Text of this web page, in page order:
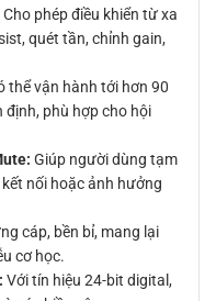
Cho phép điều khiển từ xa
quét tần, chỉnh gain,
thể vận hành tới hơn 90
định, phù hợp cho hội
Giúp người dùng tạm
nối hoặc ảnh hưởng
cáp, bền bỉ, mang lại
cơ học.
Với tín hiệu 24-bit digital,